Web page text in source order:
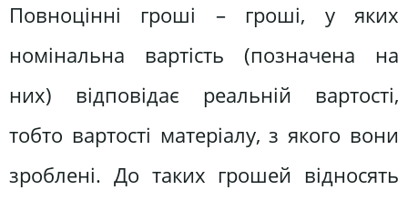
Повноцінні гроші – гроші, у яких
номінальна вартість (позначена на
них) відповідає реальній вартості,
тобто вартості матеріалу, з якого вони
зроблені. До таких грошей відносять